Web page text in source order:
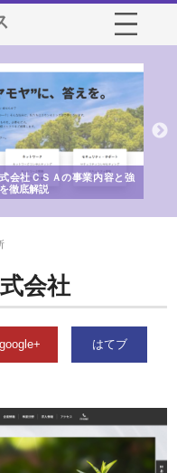
会社ＣＳＡの事業内容と強
徹底解説
会社
google+ はてブ